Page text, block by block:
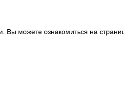
Вы можете ознакомиться на